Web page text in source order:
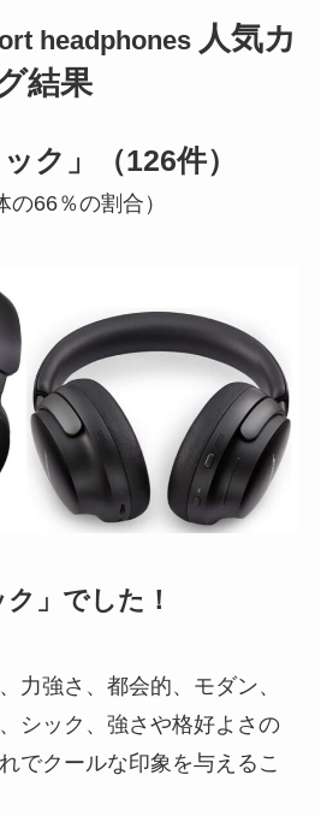
headphones 人気カ
結果
ク」（126件）
の66％の割合）
」でした！
力強さ、都会的、モダン、
シック、強さや格好よさの
でクールな印象を与えるこ